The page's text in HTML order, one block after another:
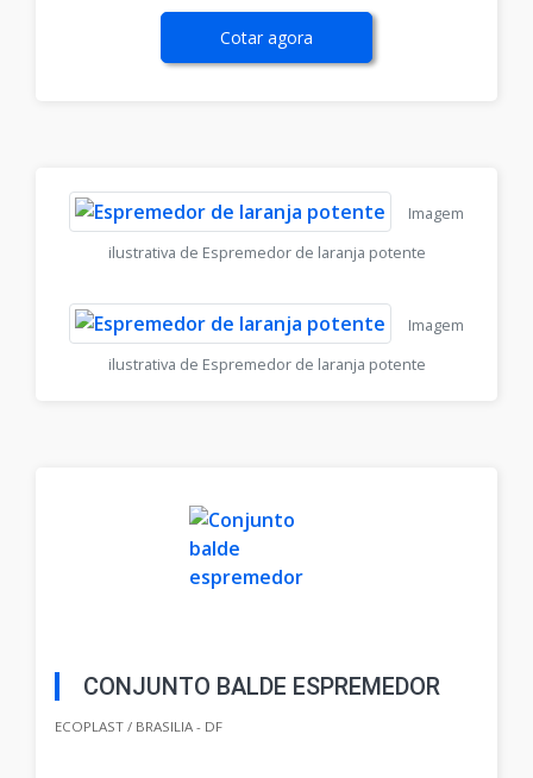
Cotar agora
Imagem
ilustrativa de Espremedor de laranja potente
Imagem
ilustrativa de Espremedor de laranja potente
CONJUNTO BALDE ESPREMEDOR
ECOPLAST / BRASILIA - DF